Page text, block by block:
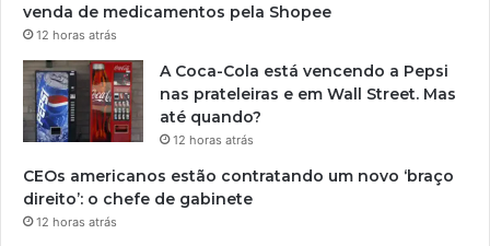
venda de medicamentos pela Shopee
12 horas atrás
A Coca-Cola está vencendo a Pepsi
nas prateleiras e em Wall Street. Mas
até quando?
12 horas atrás
CEOs americanos estão contratando um novo ‘braço
direito’: o chefe de gabinete
12 horas atrás